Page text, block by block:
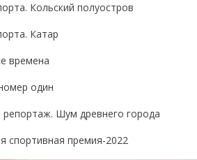
Кольский полуостров
Катар
времена
один
репортаж. Шум древнего города
спортивная премия-2022